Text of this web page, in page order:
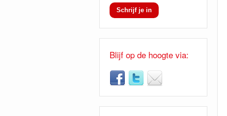
Schrijf je in
Blijf op de hoogte via: